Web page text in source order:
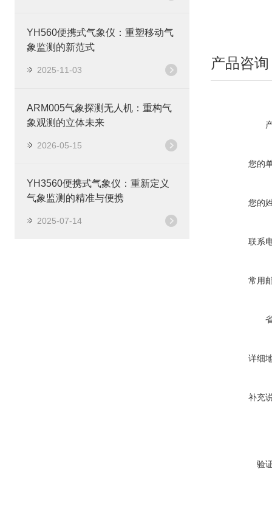
YH560便携式气象仪：重塑移动气
象监测的新范式
2025-11-03
ARM005气象探测无人机：重构气
象观测的立体未来
2026-05-15
YH3560便携式气象仪：重新定义
气象监测的精准与便携
2025-07-14
产品咨询
您的
您的
联系
常用
详细
补充
验